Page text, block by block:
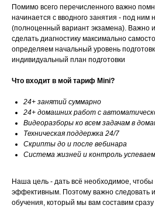
Помимо всего перечисленного важно
начинается с вводного занятия - под ним
(полноценный вариант экзамена). Важно
сделать диагностику максимально
определяем начальный уровень
индивидуальный план подготовки
Что входит в мой тариф Mini?
24+ занятий суммарно
24+ домашних работ с
Видеоразборы ко всем задачам в
Техническая поддержка 24/7
Скрипты до и после вебинара
Система жизней и контроль
Наша цель - дать всё необходимое,
эффективным. Поэтому важно следовать
обучения, который мы вам составим